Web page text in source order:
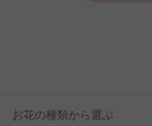
お花の種類から選ぶ